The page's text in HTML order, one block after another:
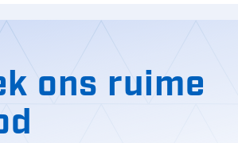
ons ruime